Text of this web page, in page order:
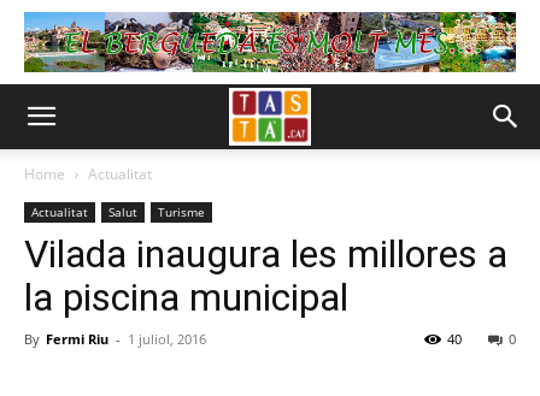
Home Actualitat
Actualitat Salut Turisme
Vilada inaugura les millores a
la piscina municipal
By Fermi Riu - 1 juliol, 2016 0
40